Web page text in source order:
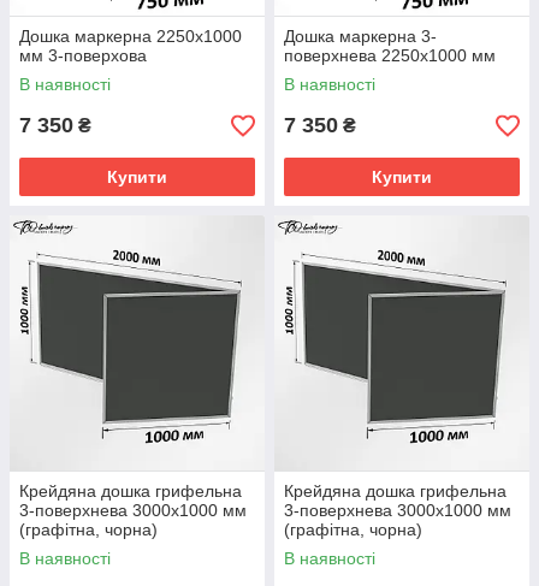
Дошка маркерна 2250х1000
мм 3-поверхова
В наявності
7 350 ₴
Купити
Дошка маркерна 3-
поверхнева 2250х1000 мм
В наявності
7 350 ₴
Купити
Крейдяна дошка грифельна
3-поверхнева 3000х1000 мм
(графітна, чорна)
В наявності
Крейдяна дошка грифельна
3-поверхнева 3000х1000 мм
(графітна, чорна)
В наявності